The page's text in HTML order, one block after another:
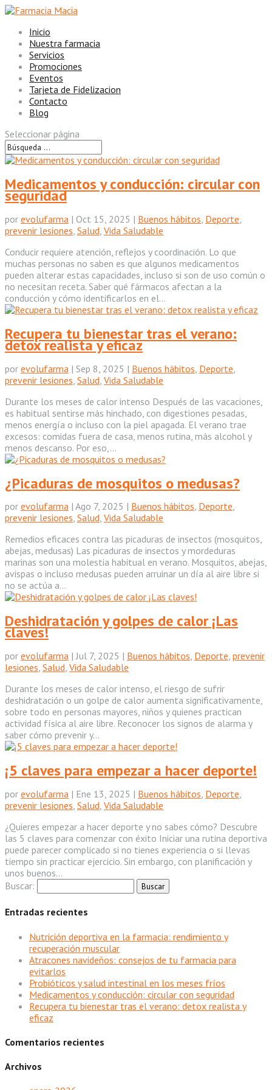
Inicio
Nuestra farmacia
Servicios
Promociones
Eventos
Tarjeta de Fidelizacion
Contacto
Blog
Seleccionar página
Medicamentos y conducción: circular con
seguridad
por evolufarma | Oct 15, 2025 | Buenos hábitos Deporte
prevenir lesiones Salud Vida Saludable
Conducir requiere atención, reflejos y coordinación. Lo que
muchas personas no saben es que algunos medicamentos
pueden alterar estas capacidades, incluso si son de uso común o
no necesitan receta. Saber qué fármacos afectan a la
conducción y cómo identificarlos en el...
Recupera tu bienestar tras el verano:
detox realista y eficaz
por evolufarma | Sep 8, 2025 | Buenos hábitos Deporte
prevenir lesiones Salud Vida Saludable
Durante los meses de calor intenso Después de las vacaciones,
es habitual sentirse más hinchado, con digestiones pesadas,
menos energía o incluso con la piel apagada. El verano trae
excesos: comidas fuera de casa, menos rutina, más alcohol y
menos descanso. Por eso,...
¿Picaduras de mosquitos o medusas?
por evolufarma | Ago 7, 2025 | Buenos hábitos, Deporte,
prevenir lesiones, Salud, Vida Saludable
Remedios eficaces contra las picaduras de insectos (mosquitos,
abejas, medusas) Las picaduras de insectos y mordeduras
marinas son una molestia habitual en verano. Mosquitos, abejas,
avispas o incluso medusas pueden arruinar un día al aire libre si
no se actúa a...
Deshidratación y golpes de calor ¡Las
claves!
por evolufarma |Jul 7, 2025 | Buenos hábitos, Deporte, prevenir
lesiones, Salud, Vida Saludable
Durante los meses de calor intenso, el riesgo de sufrir
deshidratación o un golpe de calor aumenta significativamente,
sobre todo en personas mayores, niños y quienes practican
actividad física al aire libre. Reconocer los signos de alarma y
saber cómo prevenir y...
¡5 claves para empezar a hacer deporte!
por evolufarma | Ene 13, 2025 | Buenos hábitos, Deporte,
prevenir lesiones, Salud, Vida Saludable
¿Quieres empezar a hacer deporte y no sabes cómo? Descubre
las 5 claves para comenzar con éxito Iniciar una rutina deportiva
puede parecer complicado si no tienes experiencia o si llevas
tiempo sin practicar ejercicio. Sin embargo, con planificación y
unos buenos...
Buscar:
Entradas recientes
Nutrición deportiva en la farmacia: rendimiento y
recuperación muscular
Atracones navideños: consejos de tu farmacia para
evitarlos
Probióticos y salud intestinal en los meses fríos
Medicamentos y conducción: circular con seguridad
Recupera tu bienestar tras el verano: detox realista y
eficaz
Comentarios recientes
Archivos